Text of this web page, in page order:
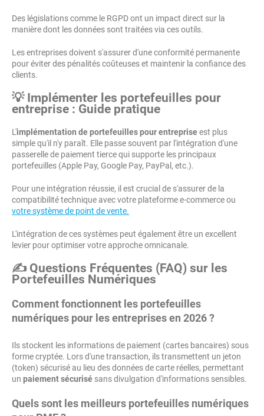
Des législations comme le RGPD ont un impact direct sur la
manière dont les données sont traitées via ces outils.
Les entreprises doivent s'assurer d'une conformité permanente
pour éviter des pénalités coûteuses et maintenir la confiance des
clients.
💡 Implémenter les portefeuilles pour
entreprise : Guide pratique
L'implémentation de portefeuilles pour entrepriseest plus
simple qu'il n'y paraît. Elle passe souvent par l'intégration d'une
passerelle de paiement tierce qui supporte les principaux
portefeuilles (Apple Pay, Google Pay, PayPal, etc.).
Pour une intégration réussie, il est crucial de s'assurer de la
compatibilité technique avec votre plateforme e-commerce ou
votre système de point de vente.
L'intégration de ces systèmes peut également être un excellent
levier pour optimiser votre approche omnicanale.
✍️ Questions Fréquentes (FAQ) sur les
Portefeuilles Numériques
Comment fonctionnent les portefeuilles
numériques pour les entreprises en 2026 ?
Ils stockent les informations de paiement (cartes bancaires) sous
forme cryptée. Lors d'une transaction, ils transmettent un jeton
(token) sécurisé au lieu des données de carte réelles, permettant
un paiement sécurisé sans divulgation d'informations sensibles.
Quels sont les meilleurs portefeuilles numériques